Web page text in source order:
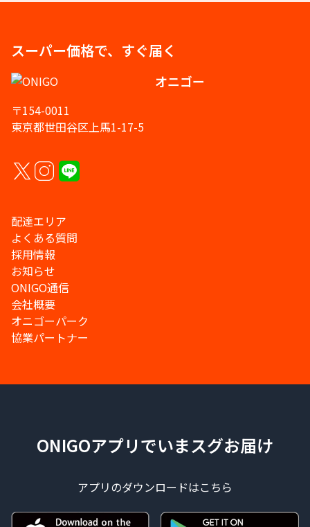
スーパー価格で、すぐ届く
オニゴー
〒154-0011
東京都世田谷区上馬1-17-5
配達エリア
よくある質問
採用情報
お知らせ
ONIGO通信
会社概要
オニゴーパーク
協業パートナー
ONIGOアプリでいまスグお届け
アプリのダウンロードはこちら